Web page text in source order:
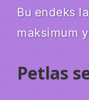
Bu endeks
maksimum
Petlas